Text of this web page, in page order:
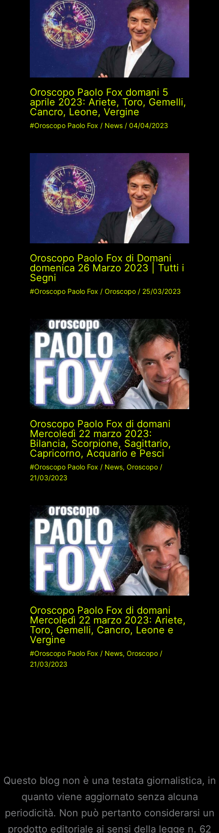
Oroscopo Paolo Fox domani 5
aprile 2023: Ariete, Toro, Gemelli,
Cancro, Leone, Vergine
#Oroscopo Paolo Fox / News/ 04/04/2023
Oroscopo Paolo Fox di Domani
domenica 26 Marzo 2023 | Tutti i
Segni
#Oroscopo Paolo Fox / Oroscopo/ 25/03/2023
Oroscopo Paolo Fox di domani
Mercoledì 22 marzo 2023:
Bilancia, Scorpione, Sagittario,
Capricorno, Acquario e Pesci
#Oroscopo Paolo Fox / News, Oroscopo/
21/03/2023
Oroscopo Paolo Fox di domani
Mercoledì 22 marzo 2023: Ariete,
Toro, Gemelli, Cancro, Leone e
Vergine
#Oroscopo Paolo Fox / News, Oroscopo/
21/03/2023
Questo blog non è una testata giornalistica, in
quanto viene aggiornato senza alcuna
periodicità. Non può pertanto considerarsi un
prodotto editoriale ai sensi della legge n. 62